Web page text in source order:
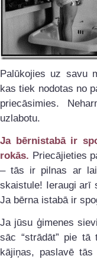
Palūkojies uz savu
kas tiek nodotas no
priecāsimies.
uzlabotu.
Ja bērnistabā ir
rokās. Priecājieties
– tās ir pilnas ar
skaistule! Ieraugi arī
Ja bērna istabā ir
Ja jūsu ģimenes
sāc “strādāt” pie tā
kājiņas, paslavē